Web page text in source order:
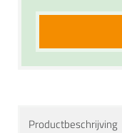
Productbeschrijving